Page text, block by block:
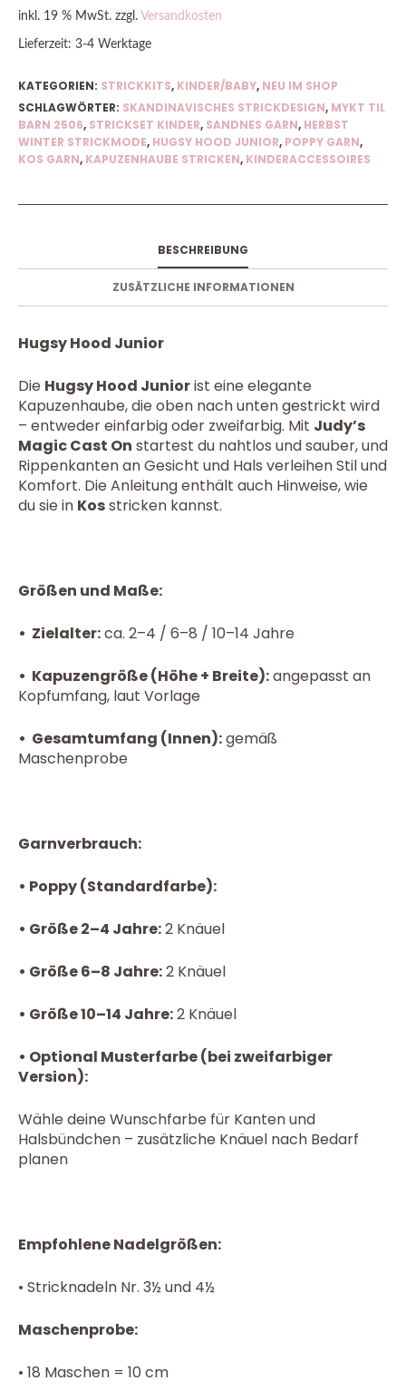
inkl. 19 % MwSt. zzgl. Versandkosten
Lieferzeit: 3-4 Werktage
KATEGORIEN: STRICKKITS, KINDER/BABY, NEU IM SHOP
SCHLAGWÖRTER: SKANDINAVISCHES STRICKDESIGN, MYKT TIL
BARN 2506, STRICKSET KINDER, SANDNES GARN, HERBST
WINTER STRICKMODE, HUGSY HOOD JUNIOR, POPPY GARN,
KOS GARN, KAPUZENHAUBE STRICKEN, KINDERACCESSOIRES
BESCHREIBUNG
ZUSÄTZLICHE INFORMATIONEN
Hugsy Hood Junior
Die Hugsy Hood Juniorist eine elegante
Kapuzenhaube, die oben nach unten gestrickt wird
– entweder einfarbig oder zweifarbig. Mit Judy’s
Magic Cast On startest du nahtlos und sauber, und
Rippenkanten an Gesicht und Hals verleihen Stil und
Komfort. Die Anleitung enthält auch Hinweise, wie
du sie in Kosstricken kannst.
Größen und Maße:
• Zielalter:ca. 2–4 / 6–8 / 10–14 Jahre
• Kapuzengröße (Höhe + Breite):angepasst an
Kopfumfang, laut Vorlage
• Gesamtumfang (Innen):gemäß
Maschenprobe
Garnverbrauch:
• Poppy (Standardfarbe):
• Größe 2–4 Jahre:2 Knäuel
• Größe 6–8 Jahre:2 Knäuel
• Größe 10–14 Jahre:2 Knäuel
• Optional Musterfarbe (bei zweifarbiger
Version):
Wähle deine Wunschfarbe für Kanten und
Halsbündchen – zusätzliche Knäuel nach Bedarf
planen
Empfohlene Nadelgrößen:
• Stricknadeln Nr. 3½ und 4½
Maschenprobe:
• 18 Maschen = 10 cm